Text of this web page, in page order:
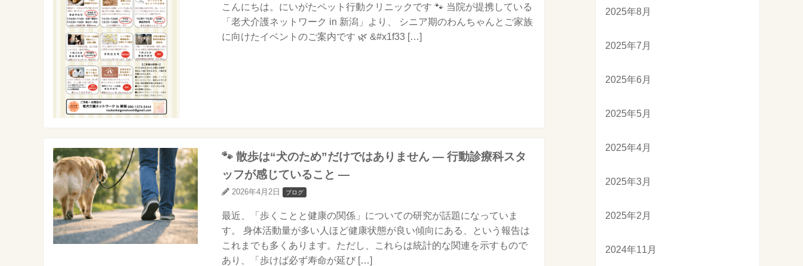
こんにちは。にいがたペット行動クリニックです 🐾 当院が提携している
「老犬介護ネットワーク in 新潟」より、 シニア期のわんちゃんとご家族
に向けたイベントのご案内です 🌿 &#x1f33 […]
🐾 散歩は“犬のため”だけではありません ― 行動診療科スタ
ッフが感じていること ―
2026年4月2日 ブログ
最近、「歩くことと健康の関係」についての研究が話題になっていま
す。 身体活動量が多い人ほど健康状態が良い傾向にある、という報告は
これまでも多くあります。ただし、これらは統計的な関連を示すもので
あり、「歩けば必ず寿命が延び […]
2025年8月
2025年7月
2025年6月
2025年5月
2025年4月
2025年3月
2025年2月
2024年11月